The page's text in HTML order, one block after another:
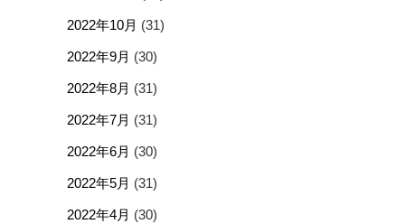
2022年10月 (31)
2022年9月 (30)
2022年8月 (31)
2022年7月 (31)
2022年6月 (30)
2022年5月 (31)
2022年4月 (30)